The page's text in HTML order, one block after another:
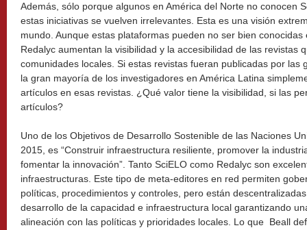
Además, sólo porque algunos en América del Norte no conocen
estas iniciativas se vuelven irrelevantes. Esta es una visión
mundo. Aunque estas plataformas pueden no ser bien
Redalyc aumentan la visibilidad y la accesibilidad de las revistas
comunidades locales. Si estas revistas fueran publicadas por las
la gran mayoría de los investigadores en América Latina
artículos en esas revistas. ¿Qué valor tiene la visibilidad, si las
artículos?
Uno de los Objetivos de Desarrollo Sostenible de las Naciones
2015, es “Construir infraestructura resiliente, promover la
fomentar la innovación”. Tanto SciELO como Redalyc son
infraestructuras. Este tipo de meta-editores en red permiten
políticas, procedimientos y controles, pero están
desarrollo de la capacidad e infraestructura local garantizando
alineación con las políticas y prioridades locales. Lo que Beall